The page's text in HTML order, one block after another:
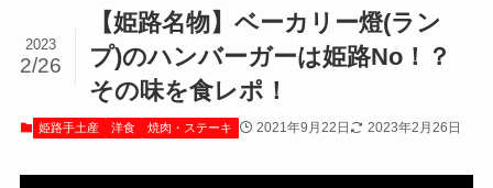
【姫路名物】ベーカリー燈(ラン
プ)のハンバーガーは姫路No！？
その味を食レポ！
2023
2/26
姫路手土産 洋食 焼肉・ステーキ 2021年9月22日 2023年2月26日